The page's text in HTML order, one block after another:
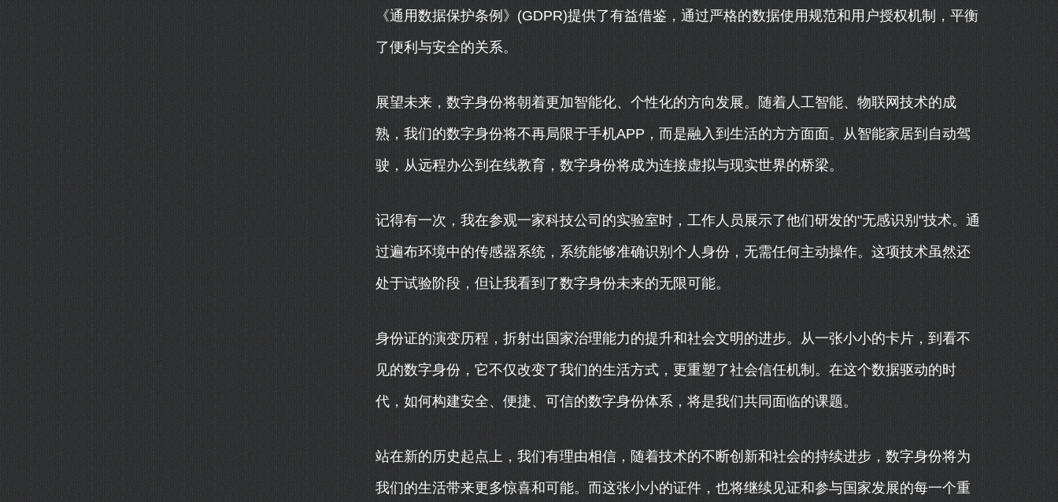
《通用数据保护条例》(GDPR)提供了有益借鉴，通过严格的数据使用规范和用户授权机制，平衡
了便利与安全的关系。
展望未来，数字身份将朝着更加智能化、个性化的方向发展。随着人工智能、物联网技术的成
熟，我们的数字身份将不再局限于手机APP，而是融入到生活的方方面面。从智能家居到自动驾
驶，从远程办公到在线教育，数字身份将成为连接虚拟与现实世界的桥梁。
记得有一次，我在参观一家科技公司的实验室时，工作人员展示了他们研发的"无感识别"技术。通
过遍布环境中的传感器系统，系统能够准确识别个人身份，无需任何主动操作。这项技术虽然还
处于试验阶段，但让我看到了数字身份未来的无限可能。
身份证的演变历程，折射出国家治理能力的提升和社会文明的进步。从一张小小的卡片，到看不
见的数字身份，它不仅改变了我们的生活方式，更重塑了社会信任机制。在这个数据驱动的时
代，如何构建安全、便捷、可信的数字身份体系，将是我们共同面临的课题。
站在新的历史起点上，我们有理由相信，随着技术的不断创新和社会的持续进步，数字身份将为
我们的生活带来更多惊喜和可能。而这张小小的证件，也将继续见证和参与国家发展的每一个重